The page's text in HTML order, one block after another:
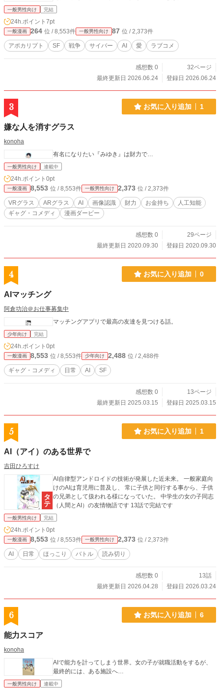
一般男性向け 完結
24h.ポイント 7pt
一般漫画 264 位 / 8,553件 一般男性向け 87 位 / 2,373件
アポカリプト SF 戦争 サイバー AI 愛 ラブコメ
感想数 0
32ページ
最終更新日 2026.06.24
登録日 2026.06.24
3 お気に入り追加 1
嫌な人を消すグラス
konoha
有名になりたい『みゆき』は財力で…
一般男性向け 連載中
24h.ポイント 0pt
一般漫画 8,553 位 / 8,553件 一般男性向け 2,373 位 / 2,373件
VRグラス ARグラス AI 画像認識 財力 お金持ち
人工知能
ギャグ・コメディ
漫画ダービー
感想数 0
29ページ
最終更新日 2020.09.30
登録日 2020.09.30
4 お気に入り追加 0
AIマッチング
阿倉功治＠お仕事募集中
マッチングアプリで最高の友達を見つける話。
少年向け 完結
24h.ポイント 0pt
一般漫画 8,553 位 / 8,553件 少年向け 2,488 位 / 2,488件
ギャグ・コメディ 日常 AI SF
感想数 0
13ページ
最終更新日 2025.03.15
登録日 2025.03.15
5 お気に入り追加 1
AI（アイ）のある世界で
吉田ひろすけ
AI自律型アンドロイドの技術が発展した近未来。 一般家庭向
けのAIは育児用に普及し、 常に子供と同行する事から、子供
の兄弟として扱われる様になっていた。 中学生の女の子同志
（人間とAI）の友情物語です 13話で完結です
一般男性向け 完結
24h.ポイント 0pt
一般漫画 8,553 位 / 8,553件 一般男性向け 2,373 位 / 2,373件
AI 日常 ほっこり バトル 読み切り
感想数 0
13話
最終更新日 2026.04.28
登録日 2026.03.24
6 お気に入り追加 6
能力スコア
konoha
AIで能力を計ってしまう世界。女の子が就職活動をするが、
最終的には、ある施設へ…
一般男性向け 連載中